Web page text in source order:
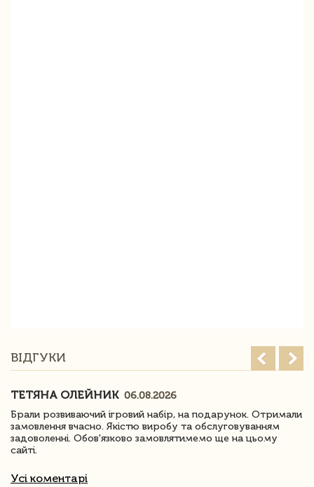
ВІДГУКИ
ТЕТЯНА ОЛЕЙНИК 06.08.2026
Брали розвиваючий ігровий набір, на подарунок. Отримали
замовлення вчасно. Якістю виробу та обслуговуванням
задоволенні. Обов'язково замовлятимемо ще на цьому
сайті.
Усі коментарі